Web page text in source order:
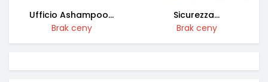
Ufficio Ashampoo...
Brak ceny
Sicurezza...
Brak ceny